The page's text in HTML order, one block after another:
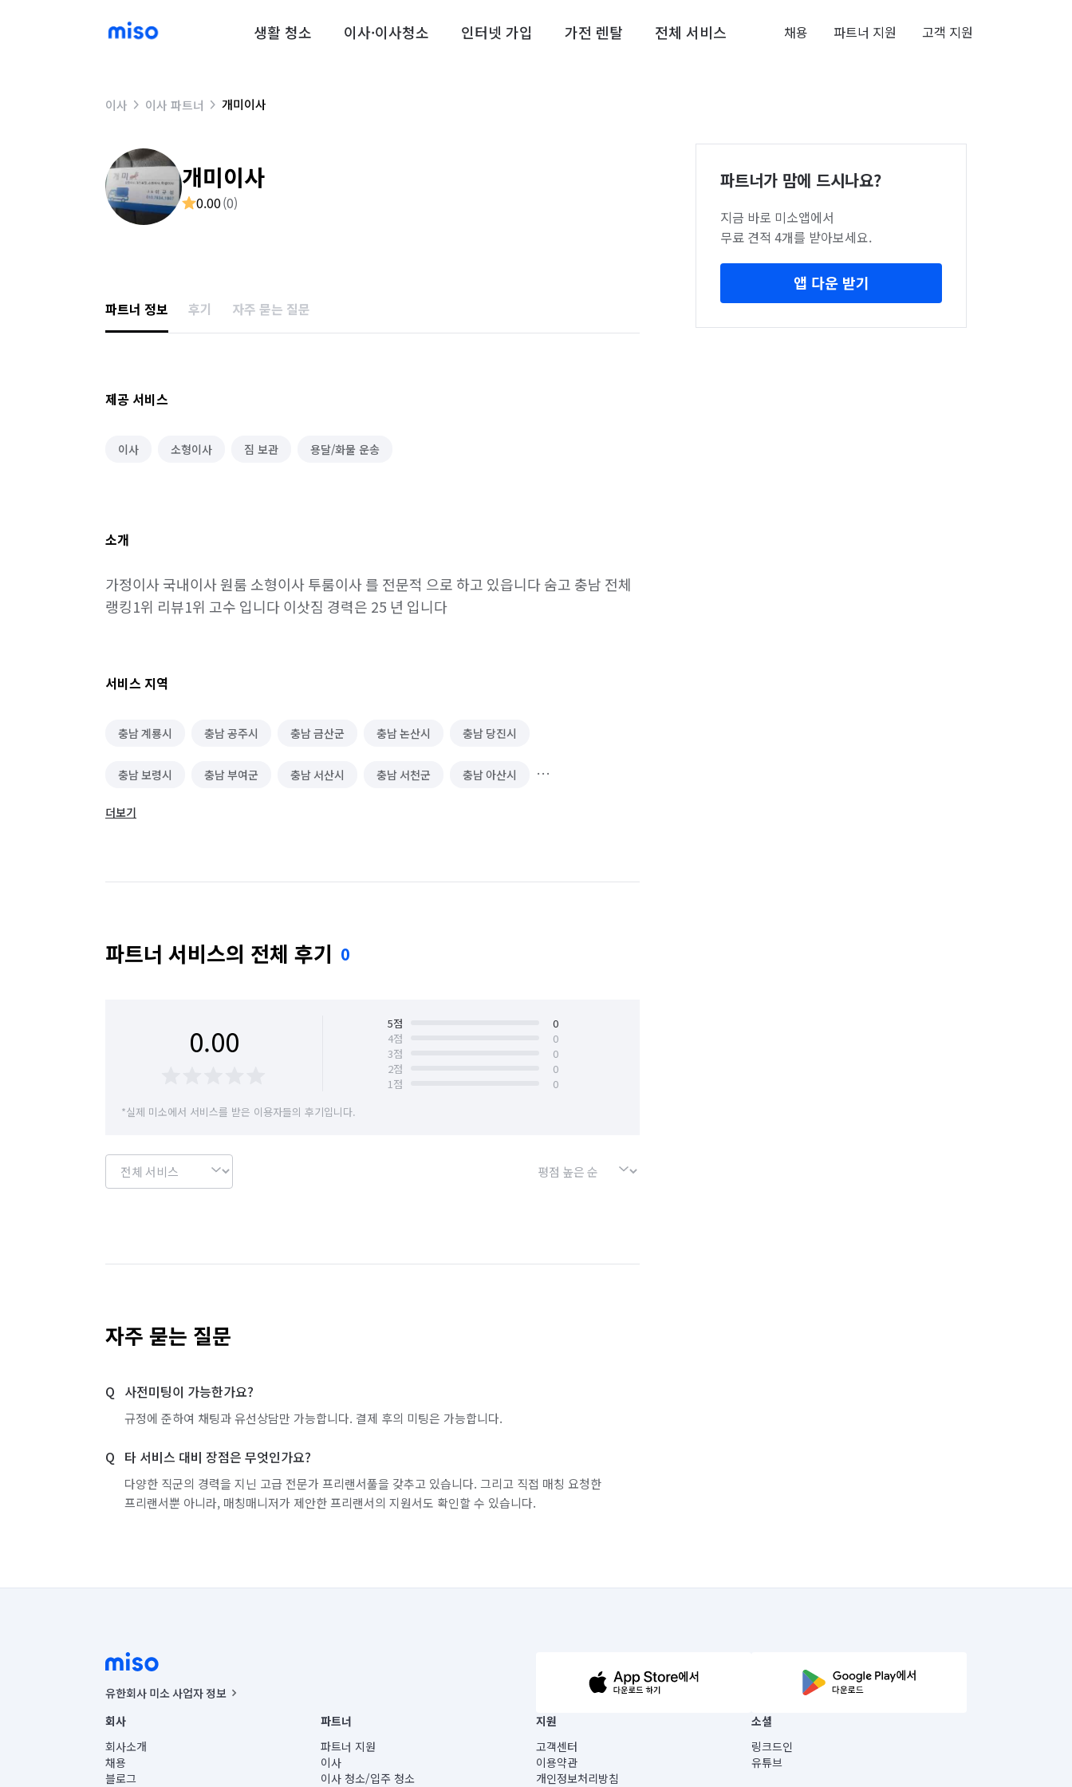
생활 청소 이사·이사청소 인터넷 가입 가전 렌탈 전체 서비스 채용 파트너 지원 고객 지원
이사 이사 파트너 개미이사
개미이사
0.00(0)
파트너 정보 후기 자주 묻는 질문
제공 서비스
이사 소형이사 짐 보관 용달/화물 운송
소개
가정이사 국내이사 원룸 소형이사 투룸이사 를 전문적 으로 하고 있읍니다 숨고 충남 전체
랭킹1위 리뷰1위 고수 입니다 이삿짐 경력은 25 년 입니다
서비스 지역
충남 계룡시 충남 공주시 충남 금산군 충남 논산시 충남 당진시
충남 보령시 충남 부여군 충남 서산시 충남 서천군 충남 아산시
충남 예산군
더보기
파트너 서비스의 전체 후기 0
0.00 5점
0
4점
0
3점
0
2점
0
1점
0
*실제 미소에서 서비스를 받은 이용자들의 후기입니다.
자주 묻는 질문
사전미팅이 가능한가요?
규정에 준하여 채팅과 유선상담만 가능합니다. 결제 후의 미팅은 가능합니다.
타 서비스 대비 장점은 무엇인가요?
다양한 직군의 경력을 지닌 고급 전문가 프리랜서풀을 갖추고 있습니다. 그리고 직접 매칭 요청한
프리랜서뿐 아니라, 매칭매니저가 제안한 프리랜서의 지원서도 확인할 수 있습니다.
파트너가 맘에 드시나요?
지금 바로 미소앱에서
무료 견적 4개를 받아보세요.
앱 다운 받기
유한회사 미소 사업자 정보
사업자등록번호 : 291-87-00271 | 인허가번호 : 2016-3220163-14-5-00019 |
통신판매신고번호 : 2024-서울종로-1400(공정거래위원회 정보) |
대표이사 : CHING VICTOR COLUMBIA RHEE
주소 | 본사: 서울특별시 종로구 율곡로 6(중학동, 트윈트리빌딩) B동 5층
컨택센터 : 서울특별시 종로구 수송동 율곡로 24, 7층, 8층 미소
회사
회사소개
채용
블로그
파트너
파트너 지원
이사
이사 청소/입주 청소
지원
고객센터
이용약관
개인정보처리방침
소셜
링크드인
유튜브